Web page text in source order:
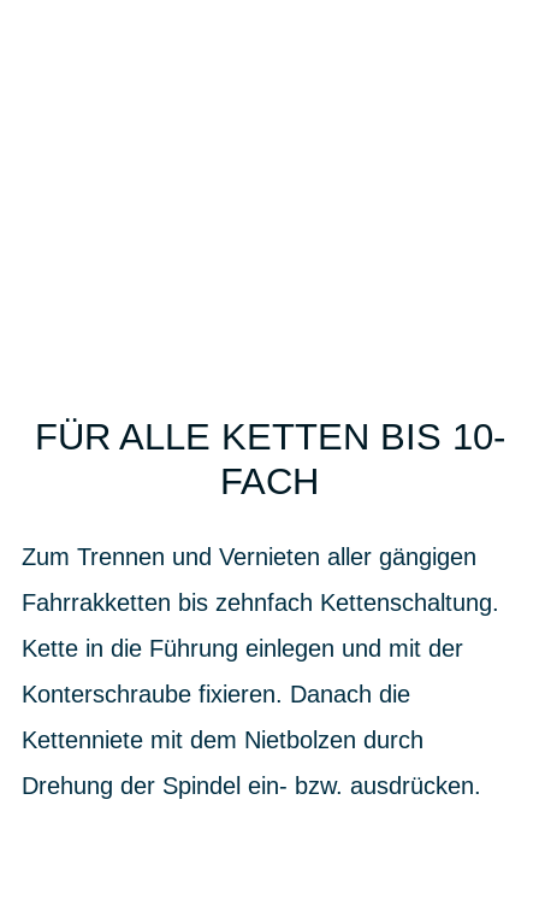
FÜR ALLE KETTEN BIS 10-
FACH
Zum Trennen und Vernieten aller gängigen
Fahrrakketten bis zehnfach Kettenschaltung.
Kette in die Führung einlegen und mit der
Konterschraube fixieren. Danach die
Kettenniete mit dem Nietbolzen durch
Drehung der Spindel ein- bzw. ausdrücken.